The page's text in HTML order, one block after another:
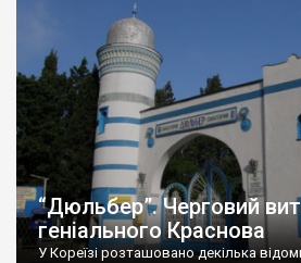
“Дюльбер”. Черговий
геніального Краснова
У Кореїзі розташовано декілька